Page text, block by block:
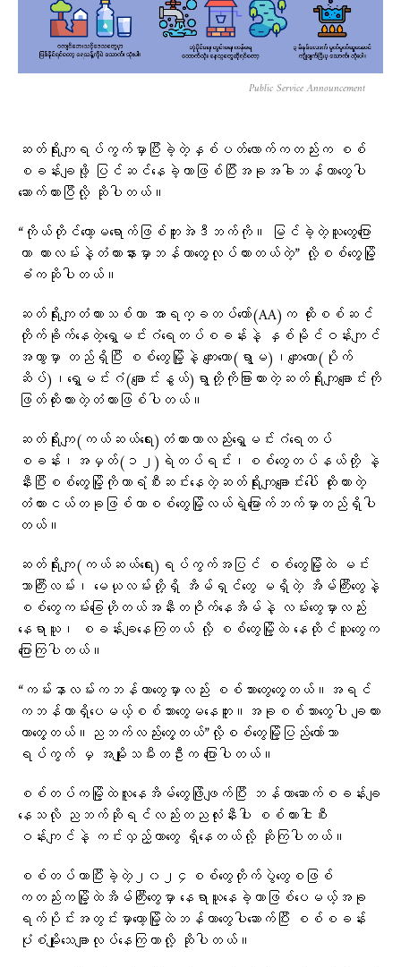
Public Service Announcement
ဆတ်ရိုးကျရပ်ကွက်မှာပြီးခဲ့တဲ့နှစ်ပတ်လောက်ကတည်းက စစ်
စခန်းချဖို့ ပြင်ဆင်နေခဲ့တာဖြစ်ပြီးအခုအခါဘန်ကာတွေပါ
ဆောက်ထားပြီလို့ ဆိုပါတယ်။
“ကိုယ်တိုင်တော့မရောက်ဖြစ်ဘူးအဲဒီဘက်ကို။ မြင်ခဲ့တဲ့သူတွေပြော
တာ ကားလမ်းနဲ့တံတားနားမှာဘန်ကာတွေလုပ်ထားတယ်တဲ့” လို့စစ်တွေမြို့
ခံကဆိုပါတယ်။
ဆတ်ရိုးကျတံတားသစ်ဟာ အာရက္ခတပ်တော်(AA)က ထိုးစစ်ဆင်
တိုက်ခိုက်နေတဲ့ရွှေမင်းဂံရေတပ်စခန်းနဲ့ နှစ်မိုင်ဝန်းကျင်
အကွာမှာ တည်ရှိပြီး စစ်တွေမြို့နဲ့ ကျေးတော(ရွာမ)၊ကျေးတော(ပိုက်
ဆိပ်)၊ရွှေမင်းဂံ(ချောင်းနွယ်)ရွာတို့ကိုခြားထားတဲ့ဆတ်ရိုးကျချောင်းကို
ဖြတ်ထိုးထားတဲ့တံတားဖြစ်ပါတယ်။
ဆတ်ရိုးကျ(ကယ်ဆယ်ရေး)တံတားဟာလည်းရွှေမင်းဂံရေတပ်
စခန်း၊အမှတ်(၁၂)ရဲတပ်ရင်း၊စစ်တွေတပ်နယ်တို့ နဲ့
နီးပြီးစစ်တွေမြို့ကိုကာရံစီးဆင်းနေတဲ့ဆတ်ရိုးကျချောင်းပေါ် ထိုးထားတဲ့
တံတားငယ်တခုဖြစ်ကာစစ်တွေမြို့လယ်ရဲ့မြောက်ဘက်မှာတည်ရှိပါ
တယ်။
ဆတ်ရိုးကျ(ကယ်ဆယ်ရေး)ရပ်ကွက်အပြင် စစ်တွေမြို့ထဲ မင်း
ဘာကြီးလမ်း၊ မေယုလမ်းတို့ရှိ အိမ်ရှင်တွေ မရှိတဲ့ အိမ်ကြီးတွေနဲ့
စစ်တွေကမ်းခြေဟိုတယ်အနီးတဝိုက်နေအိမ်နဲ့ လမ်းတွေမှာလည်း
နေရာယူ၊ စခန်းချနေကြတယ် လို့ စစ်တွေမြို့ထဲ နေထိုင်သူတွေက
ပြောကြပါတယ်။
“ကမ်းနာလမ်းကဘန်ကာတွေမှာလည်း စစ်သားတွေတွေ့တယ်။အရင်
ကဘန်ကာရှိပေမယ့်စစ်သားတွေမနေဘူး။အခုစစ်သားတွေပါ ချထား
တာတွေ့တယ်။ညဘက်လည်းတွေ့တယ်”လို့စစ်တွေမြို့ပြည်တော်သာ
ရပ်ကွက် မှ အမျိုးသမီးတဦးက ပြောပါတယ်။
စစ်တပ်ကမြို့ထဲလူနေအိမ်တွေဖြိုဖျက်ပြီး ဘန်ကာဆောက်စခန်းချ
နေသလို ညဘက်ဆိုရင်လည်းတညလုံးနီးပါး စစ်ကားငါးစီး
ဝန်းကျင်နဲ့ ကင်းလှည့်တာတွေ ရှိနေတယ်လို့ ဆိုကြပါတယ်။
စစ်တပ်ဟာပြီးခဲ့တဲ့၂၀၂၄စစ်တွေတိုက်ပွဲတွေစဖြစ်
ကတည်းကမြို့ထဲအိမ်ကြီးတွေမှာ နေရာယူနေခဲ့တာဖြစ်ပေမယ့်အခု
ရက်ပိုင်းအတွင်းမှာတော့မြို့ထဲဘန်ကာတွေပါဆောက်ပြီး စစ်စခန်း
ပုံစံမျိုးသေချာလုပ်နေကြတာလို့ ဆိုပါတယ်။